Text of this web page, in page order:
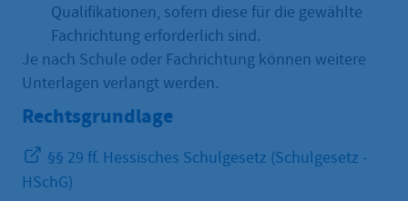
Qualifikationen, sofern diese für die gewählte
Fachrichtung erforderlich sind.
Je nach Schule oder Fachrichtung können weitere
Unterlagen verlangt werden.
Rechtsgrundlage
§§ 29 ff. Hessisches Schulgesetz (Schulgesetz -
HSchG)